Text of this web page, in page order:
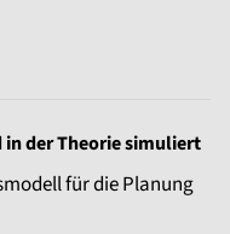
in der Theorie simuliert
für die Planung